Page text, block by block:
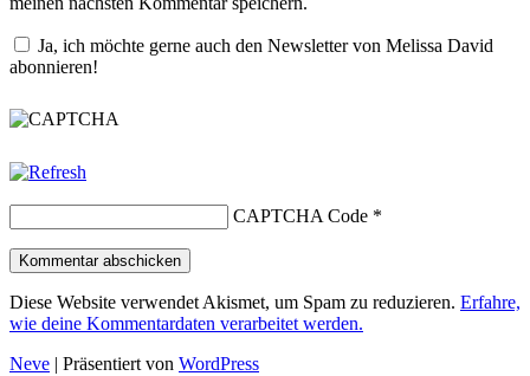
Ja, ich möchte gerne auch den Newsletter von Melissa David
abonnieren!
CAPTCHA Code *
Diese Website verwendet Akismet, um Spam zu reduzieren. Erfahre,
wie deine Kommentardaten verarbeitet werden.
Neve | Präsentiert von WordPress